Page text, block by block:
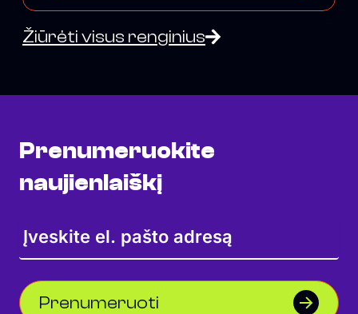
Žiūrėti visus renginius
Prenumeruokite
naujienlaiškį
Prenumeruoti